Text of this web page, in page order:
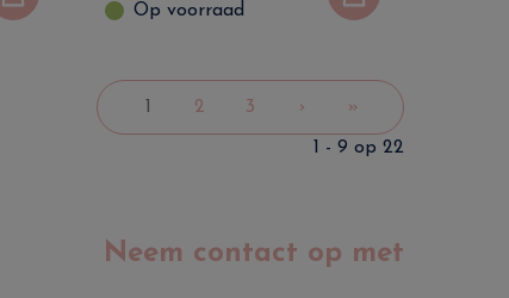
Op voorraad
1 2 3 › »
1 - 9 op 22
Neem contact op met